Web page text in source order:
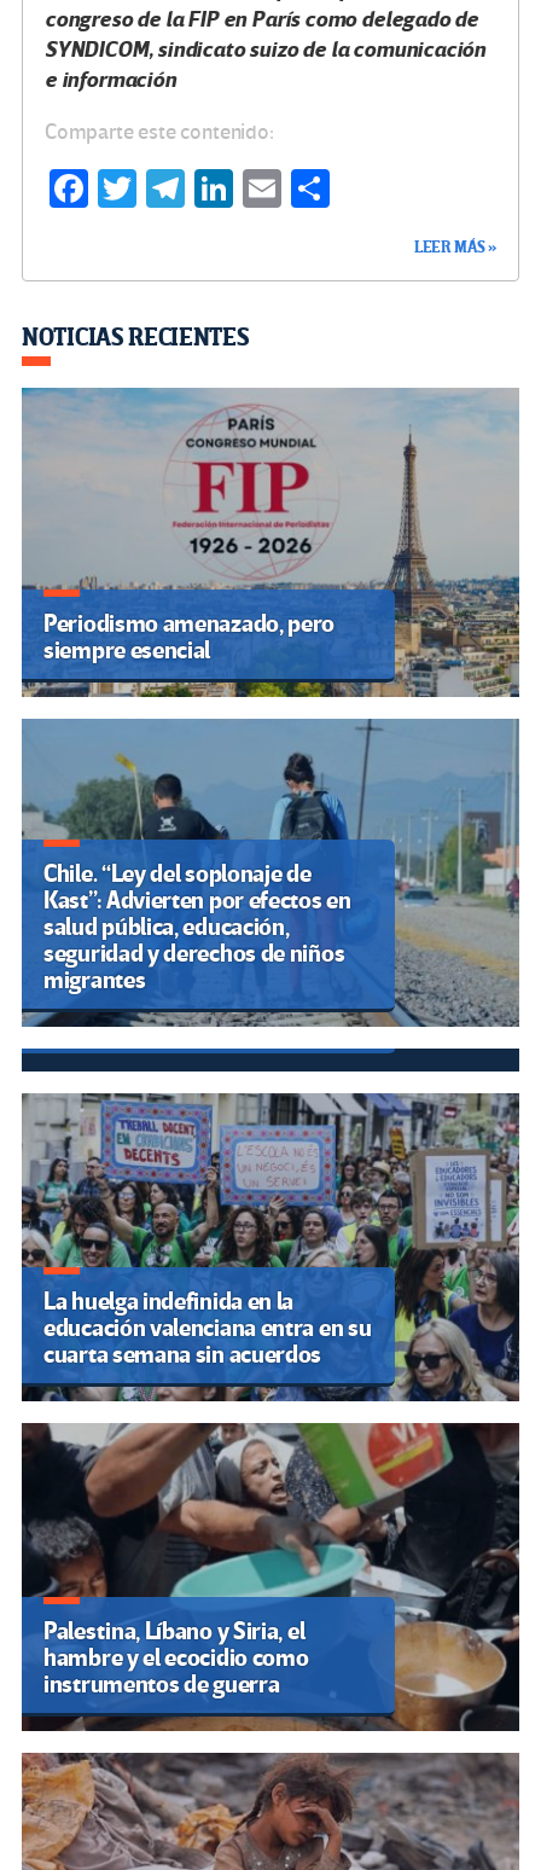
congreso de la FIP en París como delegado de
SYNDICOM, sindicato suizo de la comunicación
e información
Comparte este contenido:
Fa
o
k
T
Te
m
Li
n
E
tir
LEER MÁS »
NOTICIAS RECIENTES
Periodismo amenazado, pero
siempre esencial
Chile. “Ley del soplonaje de
Kast”: Advierten por efectos en
salud pública, educación,
seguridad y derechos de niños
migrantes
CNTE huelga nacional hoy 1 de
junio: calles cerradas y rutas en
CDMX y otros estados por
megamarcha y plantón
La huelga indefinida en la
educación valenciana entra en su
cuarta semana sin acuerdos
Palestina, Líbano y Siria, el
hambre y el ecocidio como
instrumentos de guerra